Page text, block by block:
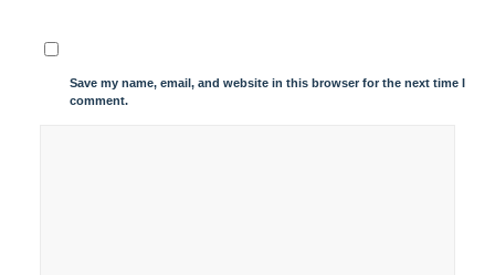
Save my name, email, and website in this browser for the next time I
comment.